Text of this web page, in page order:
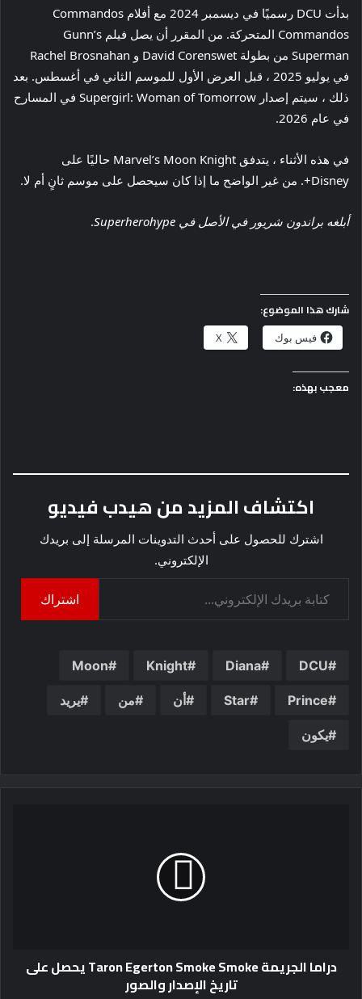
بدأت DCU رسميًا في ديسمبر 2024 مع أفلام Commandos
Commandos المتحركة. من المقرر أن يصل فيلم Gunn’s
Superman من بطولة David Corenswet و Rachel Brosnahan
في يوليو 2025 ، قبل العرض الأول للموسم الثاني في أغسطس. بعد
ذلك ، سيتم إصدار Supergirl: Woman of Tomorrow في المسارح
في عام 2026.
في هذه الأثناء ، يتدفق Marvel’s Moon Knight حاليًا على
Disney+. من غير الواضح ما إذا كان سيحصل على موسم ثانٍ أم لا.
أبلغه براندون شريور في الأصل في Superherohype .
شارك هذا الموضوع:
فيس بوك X
معجب بهذه:
اكتشاف المزيد من هيدب فيديو
اشترك للحصول على أحدث التدوينات المرسلة إلى بريدك
الإلكتروني.
اشتراك
DCU
Diana
Knight
Moon
Prince
Star أن من يريد
يكون
دراما الجريمة Taron Egerton Smoke Smoke يحصل على
تاريخ الإصدار والصور